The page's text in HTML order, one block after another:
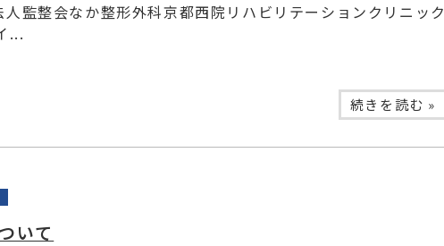
監整会なか整形外科京都西院リハビリテーションクリニック
...
続きを読む »
いて